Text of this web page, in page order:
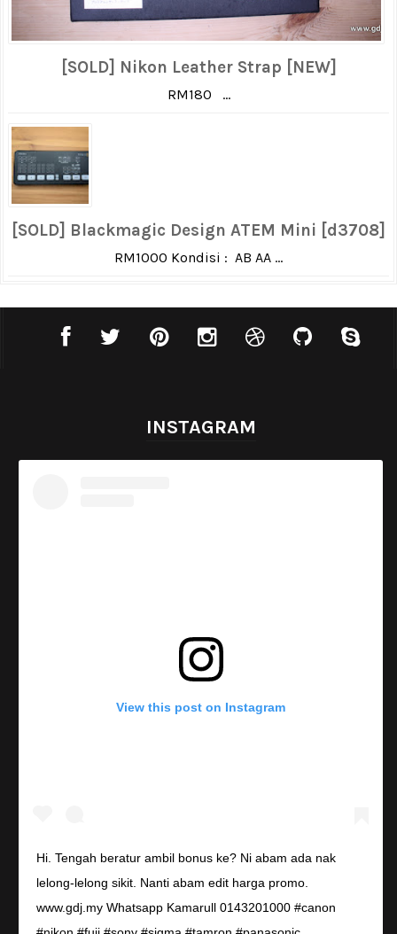
[SOLD] Nikon Leather Strap [NEW]
RM180 ...
[SOLD] Blackmagic Design ATEM Mini [d3708]
RM1000 Kondisi : AB AA ...
INSTAGRAM
View this post on Instagram
Hi. Tengah beratur ambil bonus ke? Ni abam ada nak
lelong-lelong sikit. Nanti abam edit harga promo.
www.gdj.my Whatsapp Kamarull 0143201000 #canon